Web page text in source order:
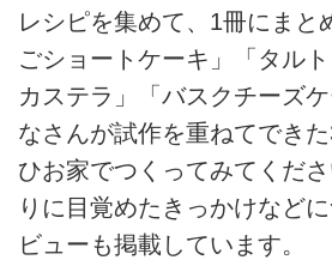
レシピを集めて、1冊にまと
ごショートケーキ」「タル
カステラ」「バスクチーズ
なさんが試作を重ねてでき
ひお家でつくってみてくだ
りに目覚めたきっかけなど
ビューも掲載しています。